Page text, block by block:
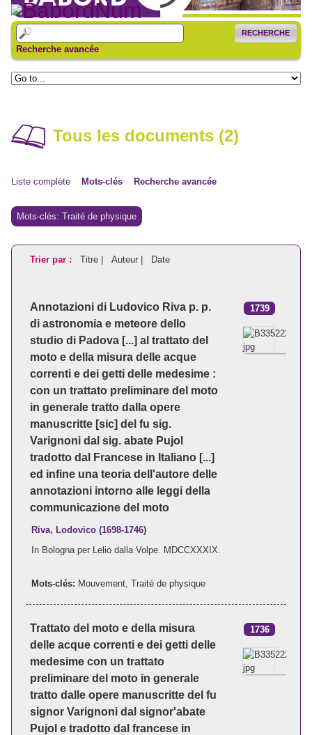
RECHERCHE
Recherche avancée
Tous les documents (2)
Liste complète Mots-clés Recherche avancée
Mots-clés: Traité de physique
Trier par : Titre | Auteur | Date
Annotazioni di Ludovico Riva p. p.
di astronomia e meteore dello
studio di Padova [...] al trattato del
moto e della misura delle acque
correnti e dei getti delle medesime :
con un trattato preliminare del moto
in generale tratto dalla opere
manuscritte [sic] del fu sig.
Varignoni dal sig. abate Pujol
tradotto dal Francese in Italiano [...]
ed infine una teoria dell'autore delle
annotazioni intorno alle leggi della
communicazione del moto
1739
Riva, Lodovico (1698-1746)
In Bologna per Lelio dalla Volpe. MDCCXXXIX.
Mots-clés: Mouvement, Traité de physique
Trattato del moto e della misura
delle acque correnti e dei getti delle
medesime con un trattato
preliminare del moto in generale
tratto dalle opere manuscritte del fu
signor Varignoni dal signor'abate
Pujol e tradotto dal francese in
1736